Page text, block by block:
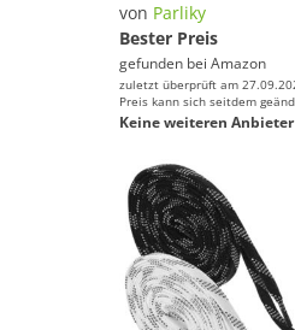
von Parliky
Bester Preis
gefunden bei Amazon
zuletzt überprüft am
Preis kann sich seitdem
Keine weiteren Anbieter